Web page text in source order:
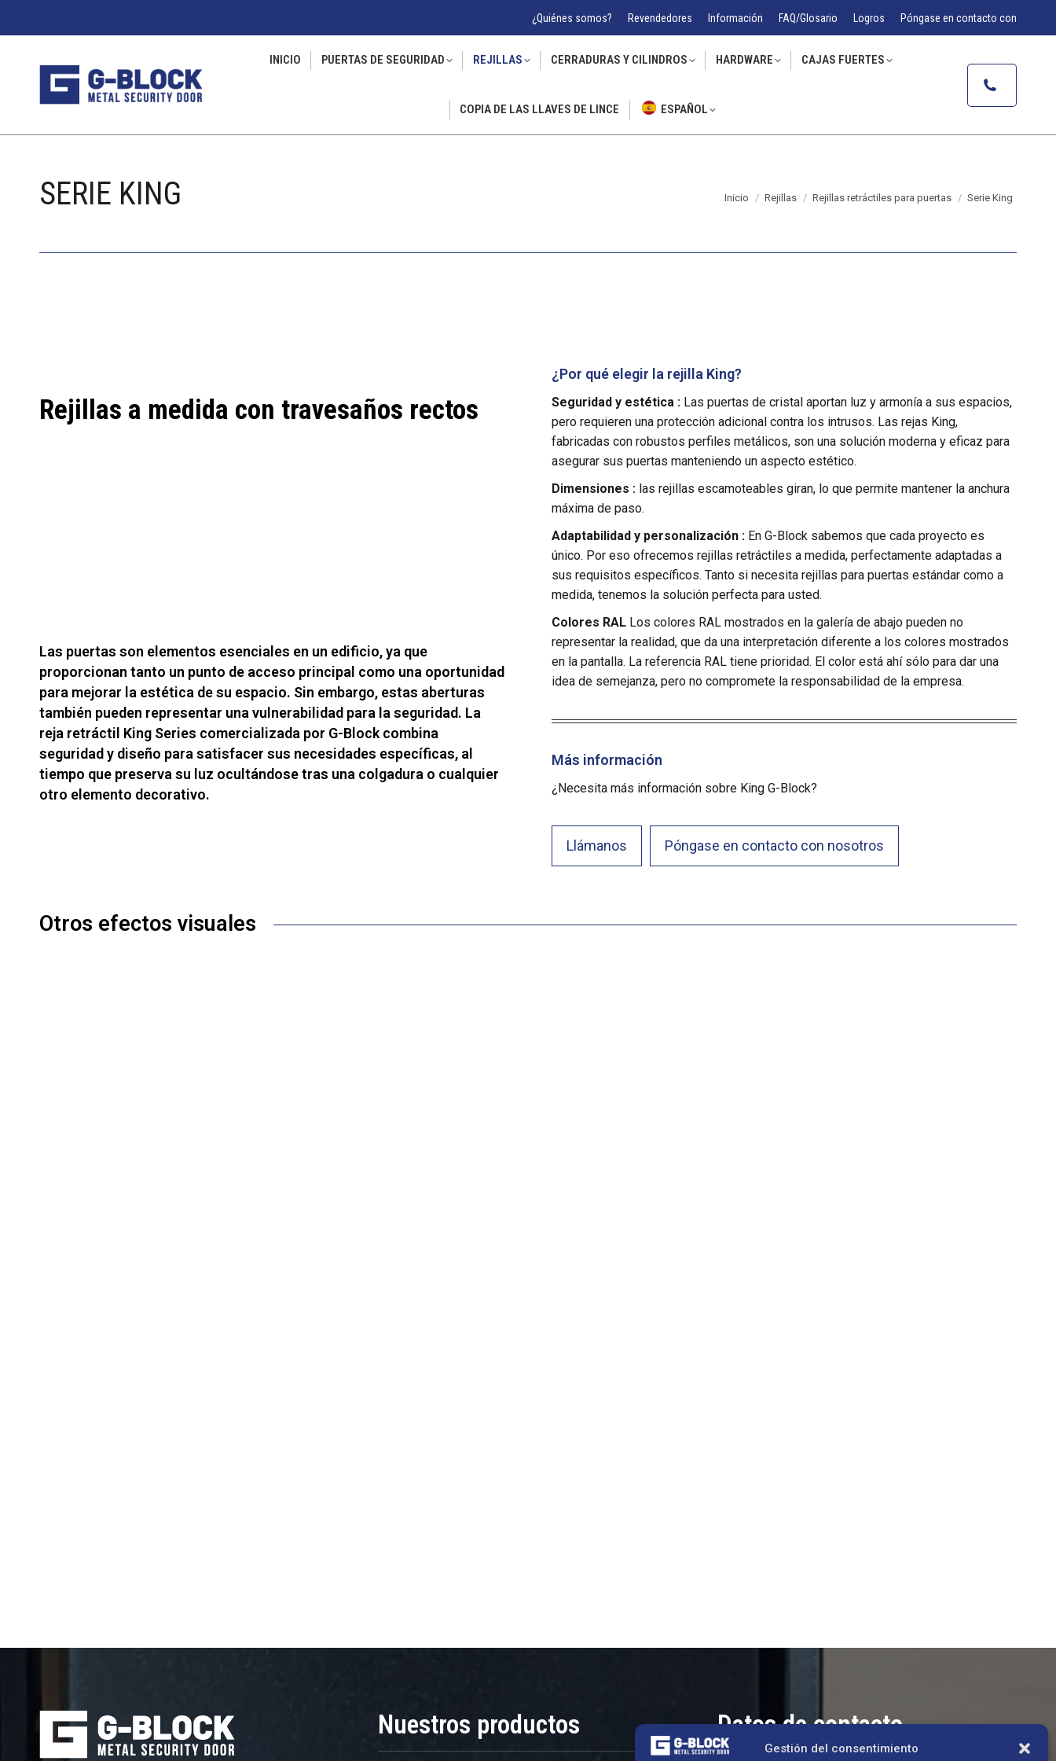
Gestión del consentimiento
¿Quiénes somos? Revendedores Información FAQ/Glosario Logros Póngase en contacto con
INICIO PUERTAS DE SEGURIDAD REJILLAS CERRADURAS Y CILINDROS HARDWARE CAJAS FUERTES
COPIA DE LAS LLAVES DE LINCE ESPAÑOL
SERIE KING Estás aquí:
Inicio Rejillas Rejillas retráctiles para puertas Serie King
Rejillas a medida con travesaños rectos
Las puertas son elementos esenciales en un edificio, ya que
proporcionan tanto un punto de acceso principal como una oportunidad
para mejorar la estética de su espacio. Sin embargo, estas aberturas
también pueden representar una vulnerabilidad para la seguridad. La
reja retráctil King Series comercializada por G-Block combina
seguridad y diseño para satisfacer sus necesidades específicas, al
tiempo que preserva su luz ocultándose tras una colgadura o cualquier
otro elemento decorativo.
¿Por qué elegir la rejilla King?
Seguridad y estética : Las puertas de cristal aportan luz y armonía a sus espacios,
pero requieren una protección adicional contra los intrusos. Las rejas King,
fabricadas con robustos perfiles metálicos, son una solución moderna y eficaz para
asegurar sus puertas manteniendo un aspecto estético.
Dimensiones : las rejillas escamoteables giran, lo que permite mantener la anchura
máxima de paso.
Adaptabilidad y personalización : En G-Block sabemos que cada proyecto es
único. Por eso ofrecemos rejillas retráctiles a medida, perfectamente adaptadas a
sus requisitos específicos. Tanto si necesita rejillas para puertas estándar como a
medida, tenemos la solución perfecta para usted.
Colores RAL Los colores RAL mostrados en la galería de abajo pueden no
representar la realidad, que da una interpretación diferente a los colores mostrados
en la pantalla. La referencia RAL tiene prioridad. El color está ahí sólo para dar una
idea de semejanza, pero no compromete la responsabilidad de la empresa.
Más información
¿Necesita más información sobre King G-Block?
Llámanos Póngase en contacto con nosotros
Otros efectos visuales
Nuestros productos Datos de contacto